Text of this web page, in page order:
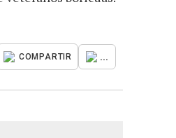
COMPARTIR ...